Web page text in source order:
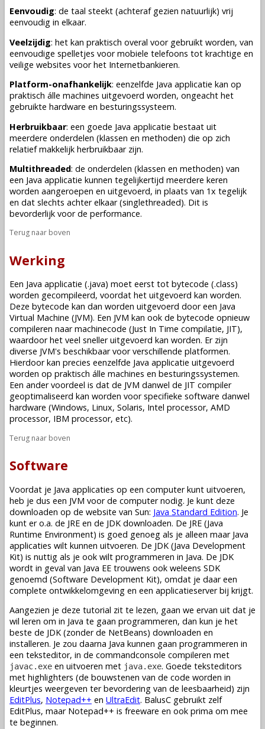
Eenvoudig: de taal steekt (achteraf gezien natuurlijk) vrij
eenvoudig in elkaar.
Veelzijdig: het kan praktisch overal voor gebruikt worden, van
eenvoudige spelletjes voor mobiele telefoons tot krachtige en
veilige websites voor het Internetbankieren.
Platform-onafhankelijk: eenzelfde Java applicatie kan op
praktisch álle machines uitgevoerd worden, ongeacht het
gebruikte hardware en besturingssysteem.
Herbruikbaar: een goede Java applicatie bestaat uit
meerdere onderdelen (klassen en methoden) die op zich
relatief makkelijk herbruikbaar zijn.
Multithreaded: de onderdelen (klassen en methoden) van
een Java applicatie kunnen tegelijkertijd meerdere keren
worden aangeroepen en uitgevoerd, in plaats van 1x tegelijk
en dat slechts achter elkaar (singlethreaded). Dit is
bevorderlijk voor de performance.
Terug naar boven
Werking
Een Java applicatie (.java) moet eerst tot bytecode (.class)
worden gecompileerd, voordat het uitgevoerd kan worden.
Deze bytecode kan dan worden uitgevoerd door een Java
Virtual Machine (JVM). Een JVM kan ook de bytecode opnieuw
compileren naar machinecode (Just In Time compilatie, JIT),
waardoor het veel sneller uitgevoerd kan worden. Er zijn
diverse JVM's beschikbaar voor verschillende platformen.
Hierdoor kan precies eenzelfde Java applicatie uitgevoerd
worden op praktisch álle machines en besturingssystemen.
Een ander voordeel is dat de JVM danwel de JIT compiler
geoptimaliseerd kan worden voor specifieke software danwel
hardware (Windows, Linux, Solaris, Intel processor, AMD
processor, IBM processor, etc).
Terug naar boven
Software
Voordat je Java applicaties op een computer kunt uitvoeren,
heb je dus een JVM voor de computer nodig. Je kunt deze
downloaden op de website van Sun: Java Standard Edition. Je
kunt er o.a. de JRE en de JDK downloaden. De JRE (Java
Runtime Environment) is goed genoeg als je alleen maar Java
applicaties wilt kunnen uitvoeren. De JDK (Java Development
Kit) is nuttig als je ook wilt programmeren in Java. De JDK
wordt in geval van Java EE trouwens ook weleens SDK
genoemd (Software Development Kit), omdat je daar een
complete ontwikkelomgeving en een applicatieserver bij krijgt.
Aangezien je deze tutorial zit te lezen, gaan we ervan uit dat je
wil leren om in Java te gaan programmeren, dan kun je het
beste de JDK (zonder de NetBeans) downloaden en
installeren. Je zou daarna Java kunnen gaan programmeren in
een teksteditor, in de commandconsole compileren met
javac.exe en uitvoeren met java.exe. Goede teksteditors
met highlighters (de bouwstenen van de code worden in
kleurtjes weergeven ter bevordering van de leesbaarheid) zijn
EditPlus, Notepad++ en UltraEdit. BalusC gebruikt zelf
EditPlus, maar Notepad++ is freeware en ook prima om mee
te beginnen.